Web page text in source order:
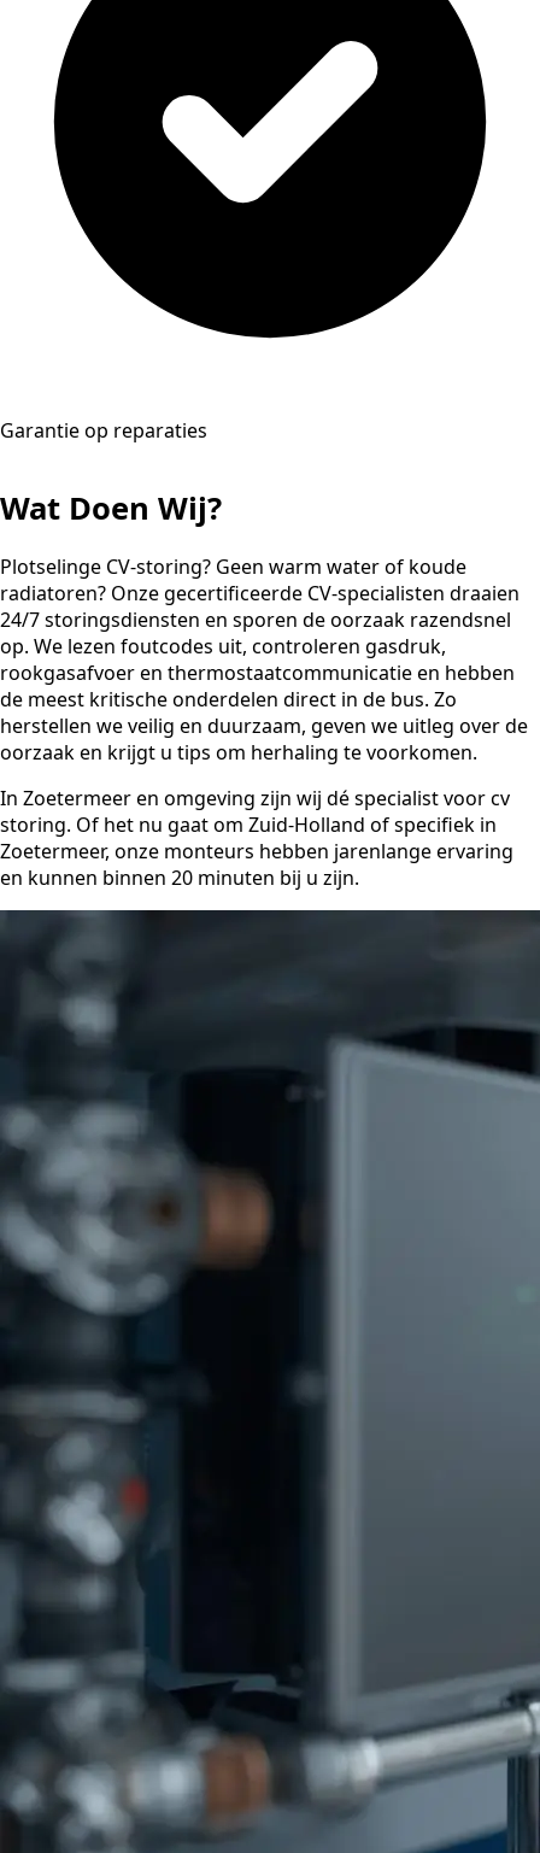
Garantie op reparaties
Wat Doen Wij?
Plotselinge CV-storing? Geen warm water of koude
radiatoren? Onze gecertificeerde CV-specialisten draaien
24/7 storingsdiensten en sporen de oorzaak razendsnel
op. We lezen foutcodes uit, controleren gasdruk,
rookgasafvoer en thermostaatcommunicatie en hebben
de meest kritische onderdelen direct in de bus. Zo
herstellen we veilig en duurzaam, geven we uitleg over de
oorzaak en krijgt u tips om herhaling te voorkomen.
In Zoetermeer en omgeving zijn wij dé specialist voor cv
storing. Of het nu gaat om Zuid-Holland of specifiek in
Zoetermeer, onze monteurs hebben jarenlange ervaring
en kunnen binnen 20 minuten bij u zijn.